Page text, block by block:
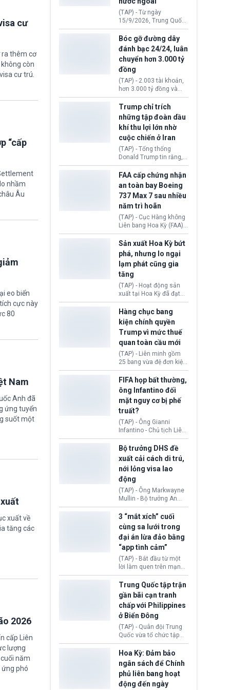
cư
ra thêm cơ
còn
cư trú.
“cấp
nhầm
Âu
eo biển
cực này
80
Nam
Anh đã
ứng tuyển
suốt một
xuất về
tăng các
2026
cấp Liên
năm
ứng phó
nguyên liệu liên quan
đến ổ dịch Salmonella
khiến ít nhất 110 người
mắc bệnh tại bang
Minnesota.
(TAP) - Từ ngày
15/9/2026, Trung Quốc
áp dụng quy định mới về
quản lý xuất nhập cảnh.
Một hành vi vi phạm giấy
tờ, xuất nhập cảnh trái
phép hay liên quan kiểm
soát công nghệ có thể
khiến công dân Trung
Quốc đối mặt lệnh cấm
xuất cảnh kéo dài tới 3
năm. Trong khi đó, người
nước ngoài sử dụng giấy
tờ giả có nguy cơ bị từ
chối nhập cảnh hoặc
cấm vào Trung Quốc tới
5 năm.
Bóc gỡ đường dây
đánh bạc 24/24, luân
chuyển hơn 3.000 tỷ
đồng
(TAP) - 2.003 tài khoản,
hơn 3.000 tỷ đồng và
một đường dây đánh
bạc xuyên quốc gia vận
hành 24/24 giờ vừa bị
Công an TP. Hải Phòng
(Việt Nam) bóc gỡ.
Trump chỉ trích
những tập đoàn dầu
khí thu lợi lớn nhờ
cuộc chiến ở Iran
(TAP) - Tổng thống
Donald Trump tin rằng, 2
tập đoàn dầu khí
ExxonMobil và Chevron
đã thu về lợi nhuận quá
lớn nhờ giá dầu tăng
mạnh suốt thời gian Hoa
Kỳ xảy ra xung đột ở
Iran. Trên cơ sở đó, lãnh
đạo Nhà Trắng kêu gọi
các doanh nghiệp cần
giảm giá bán cho người
tiêu dùng.
FAA cấp chứng nhận
an toàn bay Boeing
737 Max 7 sau nhiều
năm trì hoãn
(TAP) - Cục Hàng không
Liên bang Hoa Kỳ (FAA)
vừa chính thức cấp
chứng nhận an toàn bay
cho Boeing 737 Max 7,
mẫu máy bay nhỏ nhất
trong dòng 737 Max
thuộc Boeing
Commercial Airplanes
(Boeing). Động thái này
chính thức khép lại gần
một thập kỷ trì hoãn chờ
các cuộc đánh giá
nghiêm ngặt.
Sản xuất Hoa Kỳ bứt
phá, nhưng lo ngại
lạm phát cũng gia
tăng
(TAP) - Hoạt động sản
xuất tại Hoa Kỳ đã đạt
tốc độ nhanh nhất trong
hơn 4 năm qua, cho
thấy nền kinh tế đang
phục hồi tích cực, bất
chấp tác động từ thuế
quan. Tuy nhiên, không
ít doanh nghiệp vẫn cảm
thấy áp lực lạm phát, bất
ổn địa chính trị hiện còn
nghiêm trọng hơn cả
giai đoạn đại dịch
COVID-19.
Hàng chục bang
kiện chính quyền
Trump vì mức thuế
quan toàn cầu mới
(TAP) - Liên minh gồm
25 bang vừa đệ đơn kiện
chính quyền Tổng thống
Donald Trump. Phe
nguyên đơn tin rằng,
hành động áp thuế 10 -
12,5% lên 60 đối tác
thương mại hôm 24/7
vượt quá thẩm quyền
của Tổng thống.
FIFA họp bất thường,
ông Infantino đối
mặt nguy cơ bị phế
truất?
(TAP) - Ông Gianni
Infantino - Chủ tịch Liên
đoàn Bóng đá Thế giới
(FIFA) đang đứng trước
cuộc khủng hoảng
quyền lực nghiêm trọng,
khi Hội đồng FIFA được
cho là đang chuẩn bị tổ
chức cuộc họp khẩn cấp
nhằm xem xét phế truất
ông sau bê bối liên quan
đến kế hoạch thương
mại hoá World Cup.
Bộ trưởng DHS đề
xuất cải cách di trú,
nới lỏng visa lao
động
(TAP) - Ông Markwayne
Mullin - Bộ trưởng An
ninh Nội địa Hoa Kỳ
(DHS) vừa đề xuất chính
phủ cần xem xét mở
rộng tiếp nhận lao động
nước ngoài có thị thực
(visa) tại các lĩnh vực
đang thiếu hụt nhân
công trầm trọng. Việc
này nhằm giải quyết nhu
cầu nhân lực cốt lõi cho
nền kinh tế nội địa.
3 “mắt xích” cuối
cùng sa lưới trong
đại án lừa đảo bằng
“app tình cảm”
(TAP) - Bắt đầu từ một
lời làm quen trên mạng
xã hội, nhiều nạn nhân
từng bước rơi vào chiếc
bẫy “tình cảm - đầu tư”
rồi mất sạch tài sản.
Sau hơn nửa năm điều
tra, Công an tỉnh Cao
Bằng (Việt Nam) đã khép
lại chuyên án lừa đảo
xuyên quốc gia bằng
việc bắt giữ 3 “mắt xích”
cuối cùng thuộc đường
dây chiếm đoạt hàng
nghìn tỷ đồng.
Trung Quốc tập trận
gần bãi cạn tranh
chấp với Philippines
ở Biển Đông
(TAP) - Quân đội Trung
Quốc vừa tổ chức tập
trận phối hợp hải quân,
không quân gần bãi cạn
Scarborough thuộc khu
vực Biển Đông giữa lúc
tranh chấp chủ quyền
Bắc Kinh và Manila
Hoa Kỳ: Đảm bảo
ngân sách để Chính
phủ liên bang hoạt
động đến ngày